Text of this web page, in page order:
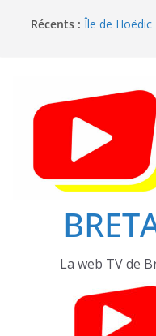
Récents : Île de
Île de
Île de
La web TV de